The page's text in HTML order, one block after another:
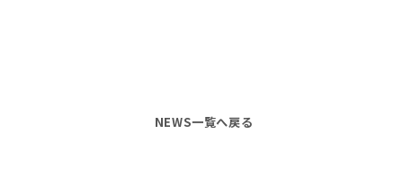
NEWS一覧へ戻る